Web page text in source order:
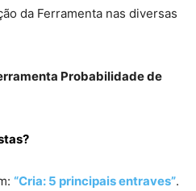
da Ferramenta nas diversas
Probabilidade de
“Cria: 5 principais entraves”.